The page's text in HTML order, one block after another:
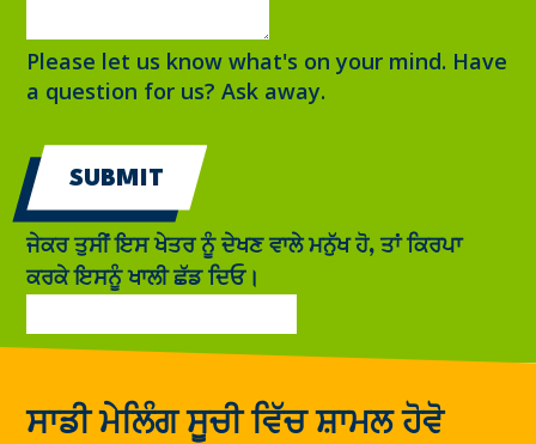
Please let us know what's on your mind. Have
a question for us? Ask away.
ਜੇਕਰ ਤੁਸੀਂ ਇਸ ਖੇਤਰ ਨੂੰ ਦੇਖਣ ਵਾਲੇ ਮਨੁੱਖ ਹੋ, ਤਾਂ ਕਿਰਪਾ
ਕਰਕੇ ਇਸਨੂੰ ਖਾਲੀ ਛੱਡ ਦਿਓ।
ਸਾਡੀ ਮੇਲਿੰਗ ਸੂਚੀ ਵਿੱਚ ਸ਼ਾਮਲ ਹੋਵੋ